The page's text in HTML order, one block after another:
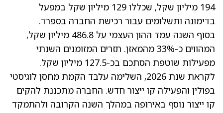
194 מיליון שקל, שכללו 129 מיליון שקל במפעל
בדימונה ותשלומים עבור רכישת החברה בספרד.
בסוף השנה עמד ההון העצמי על 486.8 מיליון שקל,
המהווים כ-33% מהמאזן. תזרים המזומנים השנתי
מפעילות שוטפת הסתכם בכ-127.5 מיליון שקל.
לקראת שנת 2026, השלימה עלבד הקמת מחסן לוגיסטי
בפולין והפעילה קו ייצור חדש. החברה מתכננת להקים
קו ייצור נוסף באירופה במהלך השנה הקרובה ולהתמקד